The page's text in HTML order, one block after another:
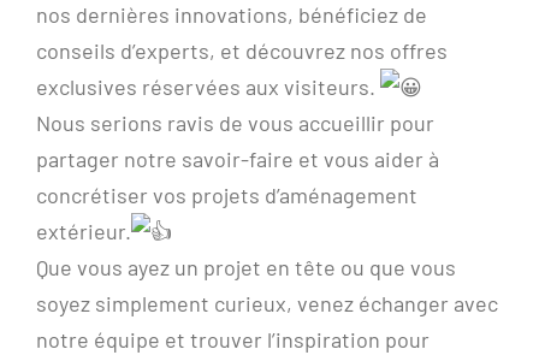
nos dernières innovations, bénéficiez de
conseils d’experts, et découvrez nos offres
exclusives réservées aux visiteurs.
Nous serions ravis de vous accueillir pour
partager notre savoir-faire et vous aider à
concrétiser vos projets d’aménagement
extérieur.
Que vous ayez un projet en tête ou que vous
soyez simplement curieux, venez échanger avec
notre équipe et trouver l’inspiration pour